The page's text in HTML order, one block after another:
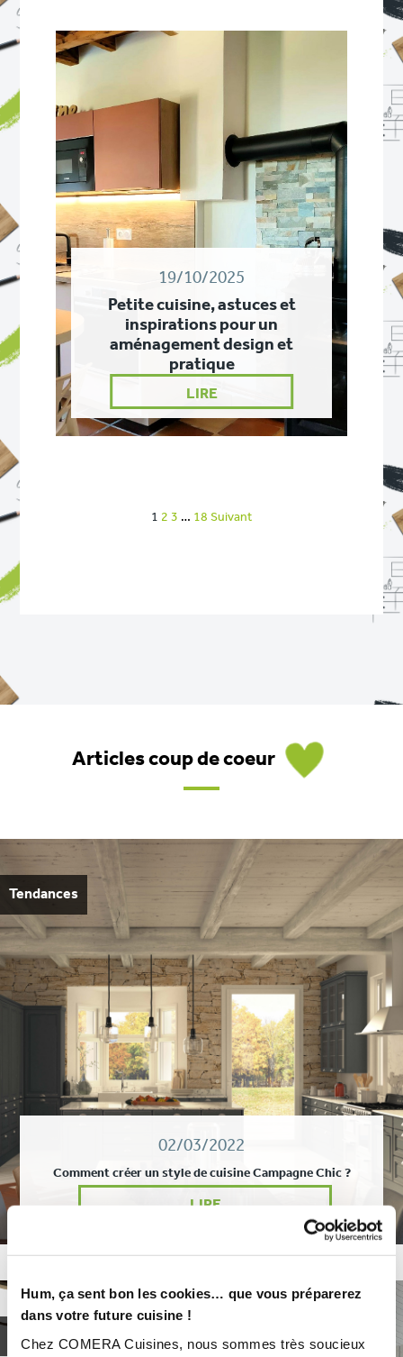
Hum, ça sent bon les cookies… que vous préparerez
dans votre future cuisine !
Chez COMERA Cuisines, nous sommes très soucieux
19/10/2025
Petite cuisine, astuces et
inspirations pour un
aménagement design et
pratique
LIRE
1 2 3 … 18 Suivant
Articles coup de coeur
Tendances
02/03/2022
Comment créer un style de cuisine Campagne Chic ?
LIRE
Tendances